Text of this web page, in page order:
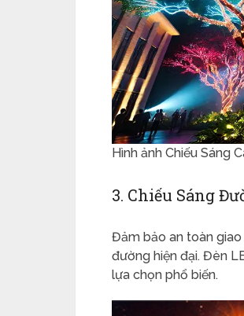
Hình ảnh Chiếu Sáng
3. Chiếu Sáng
Đảm bảo an toàn
đường hiện đại. Đèn
lựa chọn phổ biến.